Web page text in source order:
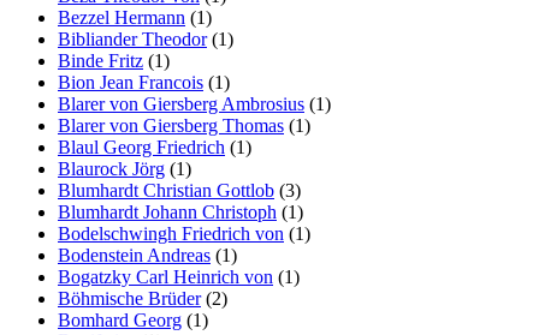
Bezzel Hermann (1)
Bibliander Theodor(1)
Binde Fritz (1)
Bion Jean Francois (1)
Blarer von Giersberg Ambrosius (1)
Blarer von Giersberg Thomas (1)
Blaul Georg Friedrich (1)
Blaurock Jörg (1)
Blumhardt Christian Gottlob (3)
Blumhardt Johann Christoph (1)
Bodelschwingh Friedrich von (1)
Bodenstein Andreas (1)
Bogatzky Carl Heinrich von (1)
Böhmische Brüder(2)
Bomhard Georg (1)